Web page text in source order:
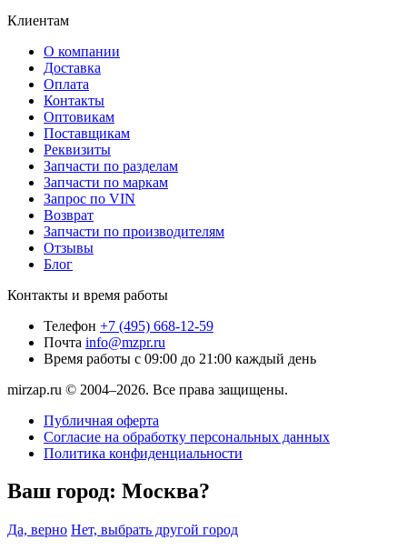
Клиентам
О компании
Доставка
Оплата
Контакты
Оптовикам
Поставщикам
Реквизиты
Запчасти по разделам
Запчасти по маркам
Запрос по VIN
Возврат
Запчасти по производителям
Отзывы
Блог
Контакты и время работы
Телефон +7 (495) 668-12-59
Почта info@mzpr.ru
Время работы с 09:00 до 21:00 каждый день
mirzap.ru © 2004–2026. Все права защищены.
Публичная оферта
Согласие на обработку персональных данных
Политика конфиденциальности
Ваш город: Москва?
Да, верно Нет, выбрать другой город